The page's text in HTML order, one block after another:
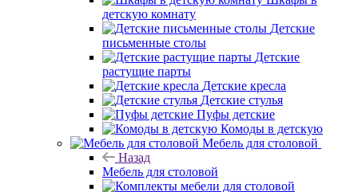
детскую комнату
Детские
письменные столы
Детские
растущие парты
Детские кресла
Детские стулья
Пуфы детские
Комоды в детскую
Мебель для столовой
Назад
Мебель для столовой